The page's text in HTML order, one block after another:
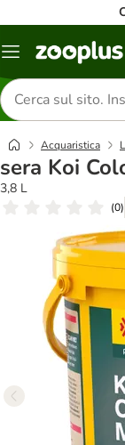
Overview
Cerca
prodotti
Acquaristica
sera Koi
3,8 L
(0)